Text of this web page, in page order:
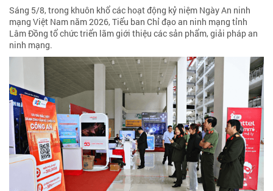
Sáng 5/8, trong khuôn khổ các hoạt động kỷ niệm Ngày An ninh
mạng Việt Nam năm 2026, Tiểu ban Chỉ đạo an ninh mạng tỉnh
Lâm Đồng tổ chức triển lãm giới thiệu các sản phẩm, giải pháp an
ninh mạng.